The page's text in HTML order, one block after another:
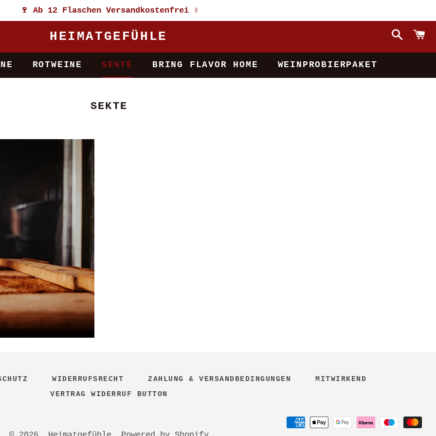
🍷 Ab 12 Flaschen Versandkostenfrei ✌️
HEIMATGEFÜHLE
Suchen
ROTWEINE SEKTE BRING FLAVOR HOME WEINPROBIERPAKET
KATEGORIE:
SEKTE
WIDERRUFSRECHT ZAHLUNG & VERSANDBEDINGUNGEN
MITWIRKEND
VERTRAG WIDERRUF BUTTON
Zahlungsarten